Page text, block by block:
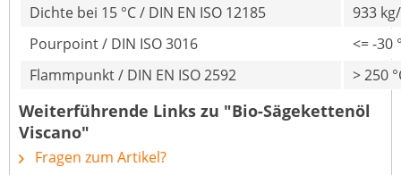
Dichte bei 15 °C / DIN EN ISO 12185
933
Pourpoint / DIN ISO 3016
<= -30
Flammpunkt / DIN EN ISO 2592
> 250
Weiterführende Links zu "Bio-Sägekettenöl
Viscano"
Fragen zum Artikel?